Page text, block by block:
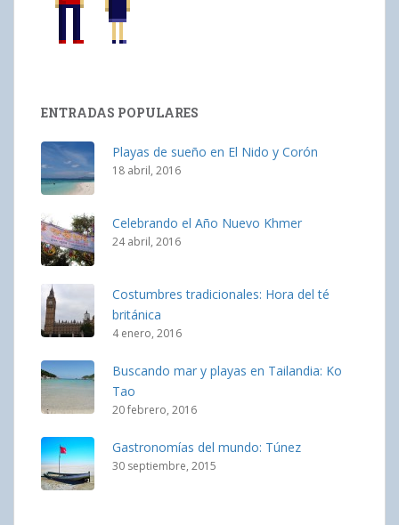
ENTRADAS POPULARES
Playas de sueño en El Nido y Corón
18 abril, 2016
Celebrando el Año Nuevo Khmer
24 abril, 2016
Costumbres tradicionales: Hora del té
británica
4 enero, 2016
Buscando mar y playas en Tailandia: Ko
Tao
20 febrero, 2016
Gastronomías del mundo: Túnez
30 septiembre, 2015